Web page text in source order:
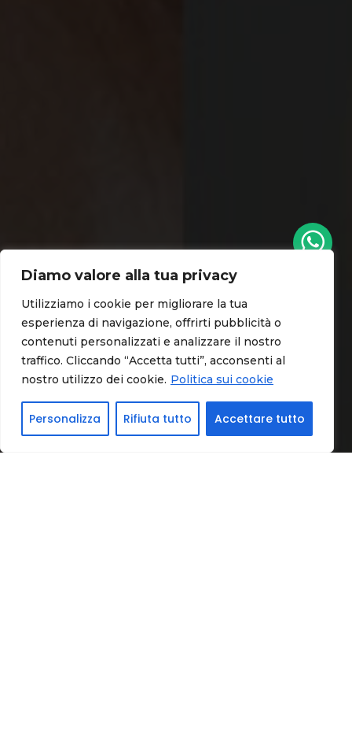
Diamo valore alla tua privacy
Utilizziamo i cookie per migliorare la tua
esperienza di navigazione, offrirti pubblicità o
contenuti personalizzati e analizzare il nostro
traffico. Cliccando “Accetta tutti”, acconsenti al
nostro utilizzo dei cookie. Politica sui cookie
Personalizza Rifiuta tutto Accettare tutto